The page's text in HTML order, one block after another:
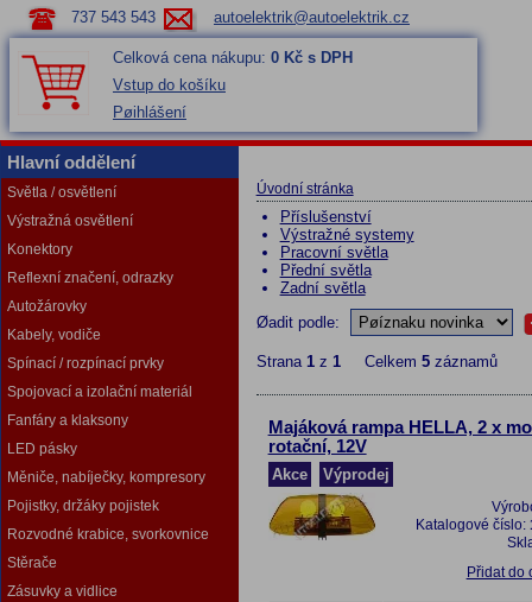
737 543 543 autoelektrik@autoelektrik.cz
Celková cena nákupu: 0 Kč s DPH
Vstup do košíku
Pøihlášení
Hlavní oddělení
Světla / osvětlení
Výstražná osvětlení
Konektory
Reflexní značení, odrazky
Autožárovky
Kabely, vodiče
Spínací / rozpínací prvky
Spojovací a izolační materiál
Fanfáry a klaksony
LED pásky
Měniče, nabíječky, kompresory
Pojistky, držáky pojistek
Rozvodné krabice, svorkovnice
Stěrače
Zásuvky a vidlice
Úvodní stránka
Příslušenství
Výstražné systemy
Pracovní světla
Přední světla
Zadní světla
Øadit podle:
Strana 1z 1Celkem 5záznamů
Majáková rampa HELLA, 2 x
rotační, 12V
Akce Výprodej
Katalogové číslo:
Přidat do